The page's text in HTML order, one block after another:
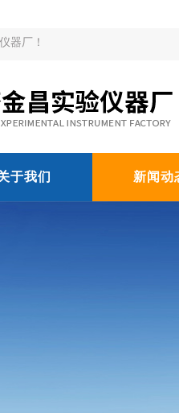
器厂！
于我们 新闻动